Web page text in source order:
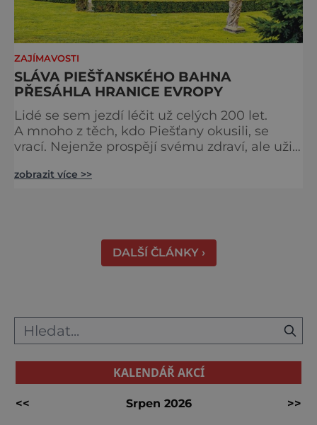
ZAJÍMAVOSTI
SLÁVA PIEŠŤANSKÉHO BAHNA
PŘESÁHLA HRANICE EVROPY
Lidé se sem jezdí léčit už celých 200 let.
A mnoho z těch, kdo Piešťany okusili, se
vrací. Nejenže prospějí svému zdraví, ale užijí
řekne slovenské lázně, Piešťany bývají první
zobrazit více >>
DALŠÍ ČLÁNKY ›
KALENDÁŘ AKCÍ
<< Srpen 2026
>>